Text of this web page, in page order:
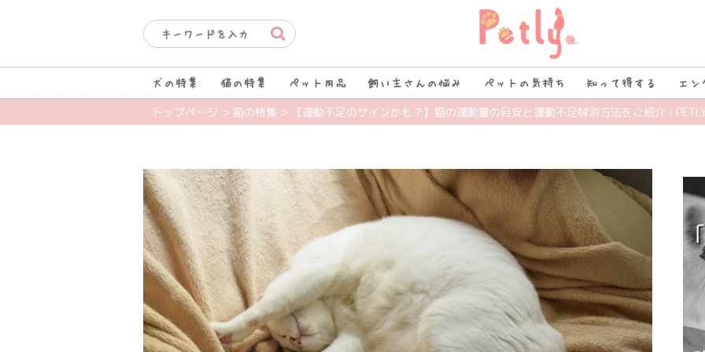
犬の特集 猫の特集 ペット用品 飼い主さんの悩み ペットの気持ち 知って得する エン
トップページ > 猫の特集 > 【運動不足のサインかも？】猫の運動量の目安と運動不足解消方法をご紹介 |